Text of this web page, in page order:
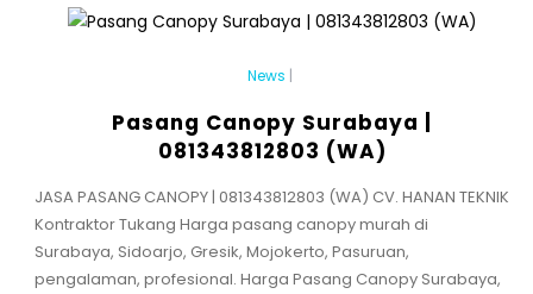
News |
Pasang Canopy Surabaya |
081343812803 (WA)
JASA PASANG CANOPY | 081343812803 (WA) CV. HANAN TEKNIK
Kontraktor Tukang Harga pasang canopy murah di
Surabaya, Sidoarjo, Gresik, Mojokerto, Pasuruan,
pengalaman, profesional. Harga Pasang Canopy Surabaya,